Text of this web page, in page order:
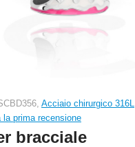
Acciaio chirurgico 316L
la prima recensione
bracciale